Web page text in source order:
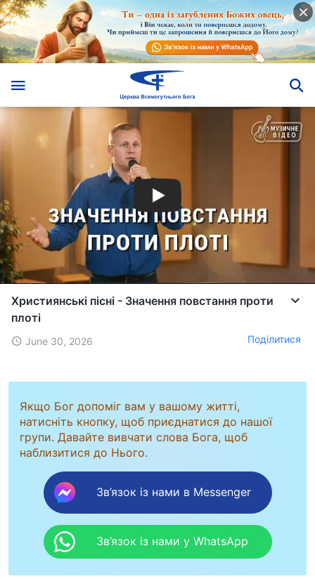
Християнські пісні - Значення повстання проти
плоті
June 30, 2026 Поділитися
Якщо Бог допоміг вам у вашому житті,
натисніть кнопку, щоб приєднатися до нашої
групи. Давайте вивчати слова Бога, щоб
наблизитися до Нього.
Зв’язок із нами в Messenger
Зв’язок із нами у WhatsApp